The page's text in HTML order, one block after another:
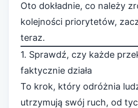
Oto dokładnie, co należy
kolejności priorytetów,
teraz.
1. Sprawdź, czy każde
faktycznie działa
To krok, który odróżnia
utrzymują swój ruch, od